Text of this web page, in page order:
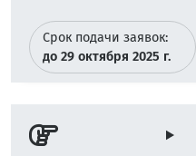
Срок подачи заявок:
до 29 октября 2025 г.